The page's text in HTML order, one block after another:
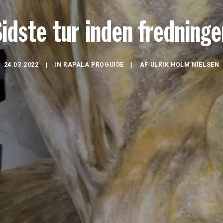
tur inden
24.03.2022 IN RAPALA PROGUIDE AFULRIK HOLM NIELSEN